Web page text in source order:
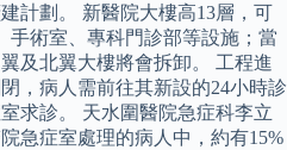
計劃。 新醫院大樓高13層，可
手術室、專科門診部等設施；當
及北翼大樓將會拆卸。 工程進
，病人需前往其新設的24小時診
求診。 天水圍醫院急症科李立
急症室處理的病人中，約有15%